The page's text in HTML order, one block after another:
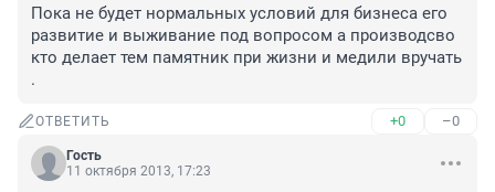
Пока не будет нормальных условий для бизнеса его
развитие и выживание под вопросом а производсво
кто делает тем памятник при жизни и медили вручать
.
ОТВЕТИТЬ +0 –0
Гость
11 октября 2013, 17:23